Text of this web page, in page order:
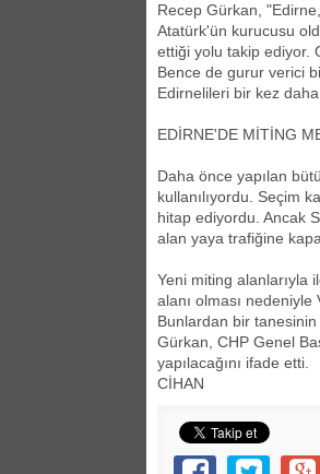
Recep Gürkan,
Atatürk'ün kurucusu
ettiği yolu takip ediyor.
Bence de gurur verici
Edirnelileri bir kez
EDİRNE'DE MİTİNG
Daha önce yapılan
kullanılıyordu. Seçim
hitap ediyordu. Ancak
alan yaya trafiğine
Yeni miting alanlarıyla
alanı olması
Bunlardan bir
Gürkan, CHP Genel
yapılacağını ifade etti.
CİHAN